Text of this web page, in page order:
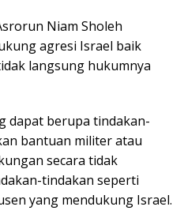
Niam Sholeh
agresi Israel baik
langsung hukumnya
dapat berupa tindakan-
bantuan militer atau
secara tidak
tindakan seperti
yang mendukung Israel.